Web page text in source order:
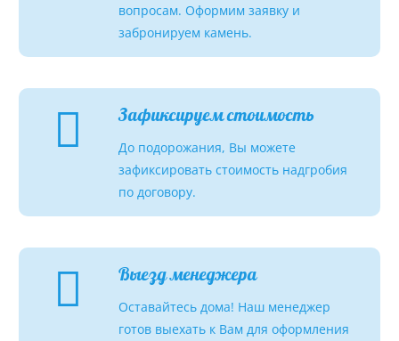
вопросам. Оформим заявку и
забронируем камень.
Зафиксируем стоимость
До подорожания, Вы можете
зафиксировать стоимость надгробия
по договору.
Выезд менеджера
Оставайтесь дома! Наш менеджер
готов выехать к Вам для оформления